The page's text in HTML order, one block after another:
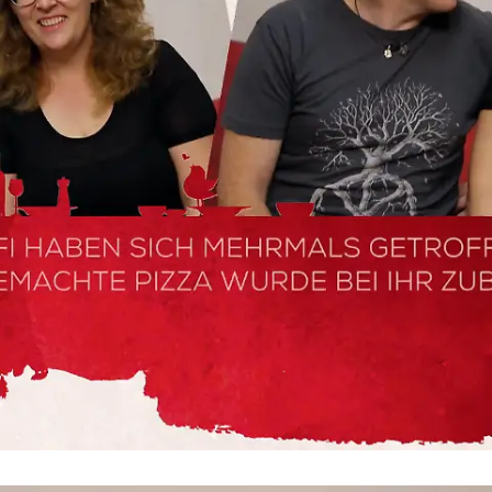
Was wurde aus den Dates?